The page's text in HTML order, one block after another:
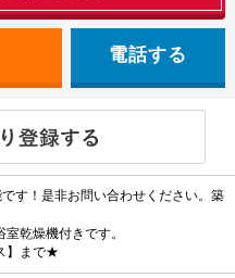
電話する
す！是非お問い合わせください。築
乾燥機付きです。
】まで★